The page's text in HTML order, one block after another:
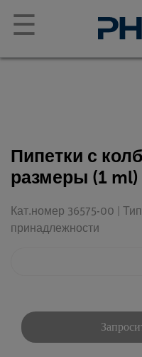
☰
Пипетки с
размеры (1 ml)
Кат.номер 36575-00 |
принадлежности